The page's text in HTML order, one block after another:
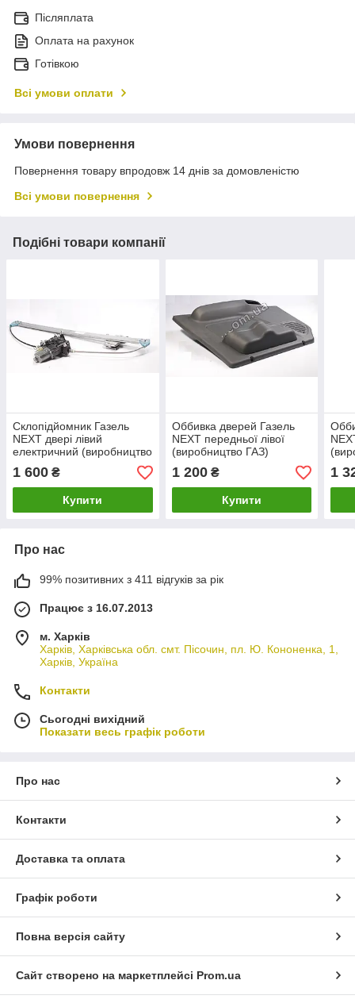
Післяплата
Оплата на рахунок
Готівкою
Всі умови оплати
Умови повернення
Повернення товару впродовж 14 днів за домовленістю
Всі умови повернення
Подібні товари компанії
Склопідйомник Газель
NEXT двері лівий
електричний (виробництво
1 600 ₴
Купити
Оббивка дверей Газель
NEXT передньої лівої
(виробництво ГАЗ)
1 200₴
Купити
1
Про нас
99% позитивних з 411 відгуків за рік
Працює з 16.07.2013
м. Харків
Харків, Харківська обл. смт. Пісочин, пл. Ю. Кононенка, 1,
Харків, Україна
Контакти
Сьогодні вихідний
Показати весь графік роботи
Про нас
Контакти
Доставка та оплата
Графік роботи
Повна версія сайту
Сайт створено на маркетплейсі Prom.ua